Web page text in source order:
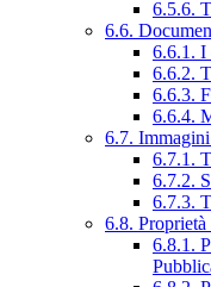
6.5.6.
6.6.
6.6.1. I
6.6.2.
6.6.3.
6.6.4.
6.7.
6.7.1.
6.7.2.
6.7.3.
6.8.
6.8.1.